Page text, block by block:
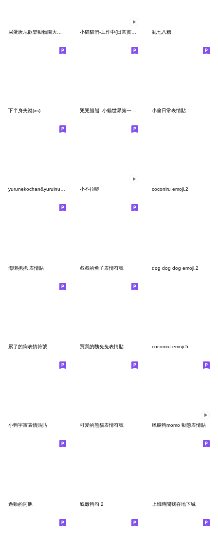
亂七八糟
下半身失蹤(xs) 小偷日常表情貼
yurunekochan&yuruinuchan nekochan Party 小不拉唧 coconiru emoji.2
海獺抱抱 表情貼 叔叔的兔子表情符號 dog dog dog emoji.2
累了的狗表情符號 買我的醜兔兔表情貼 coconiru emoji.5
小狗宇宙表情貼貼 可愛的熊貓表情符號 臘腸狗momo 動態表情貼
過動的阿豚 醜嫩狗勾 2 上班時間我在地下城